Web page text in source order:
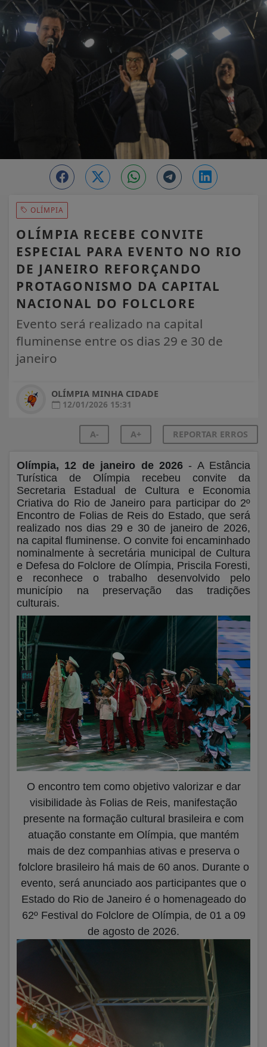
OLÍMPIA
OLÍMPIA RECEBE CONVITE
ESPECIAL PARA EVENTO NO RIO
DE JANEIRO REFORÇANDO
PROTAGONISMO DA CAPITAL
NACIONAL DO FOLCLORE
Evento será realizado na capital
fluminense entre os dias 29 e 30 de
janeiro
OLÍMPIA MINHA CIDADE
12/01/2026 15:31
A- A+ REPORTAR ERROS
Olímpia, 12 de janeiro de 2026- A Estância
Turística de Olímpia recebeu convite da
Secretaria Estadual de Cultura e Economia
Criativa do Rio de Janeiro para participar do 2º
Encontro de Folias de Reis do Estado, que será
realizado nos dias 29 e 30 de janeiro de 2026,
na capital fluminense. O convite foi encaminhado
nominalmente à secretária municipal de Cultura
e Defesa do Folclore de Olímpia, Priscila Foresti,
e reconhece o trabalho desenvolvido pelo
município na preservação das tradições
culturais.
O encontro tem como objetivo valorizar e dar
visibilidade às Folias de Reis, manifestação
presente na formação cultural brasileira e com
atuação constante em Olímpia, que mantém
mais de dez companhias ativas e preserva o
folclore brasileiro há mais de 60 anos. Durante o
evento, será anunciado aos participantes que o
Estado do Rio de Janeiro é o homenageado do
62º Festival do Folclore de Olímpia, de 01 a 09
de agosto de 2026.